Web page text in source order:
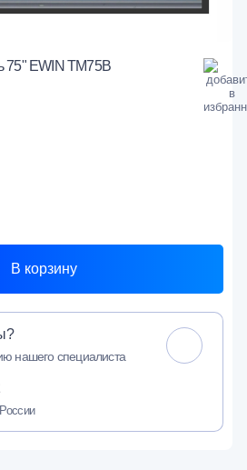
75" EWIN TM75B
В корзину
нашего специалиста